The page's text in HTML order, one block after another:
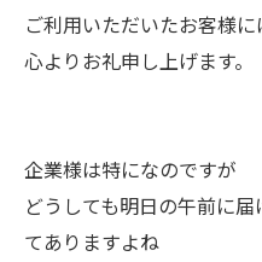
ご利用いただいたお客様に
心よりお礼申し上げます。
企業様は特になのですが
どうしても明日の午前に
てありますよね